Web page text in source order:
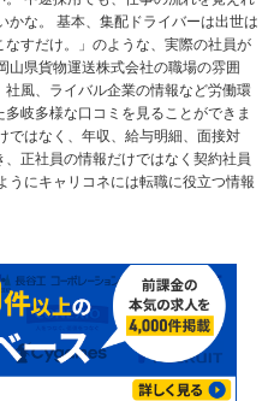
かな。 基本、集配ドライバーは出世は
すだけ。」のような、実際の社員が
山県貨物運送株式会社の職場の雰囲
風、ライバル企業の情報など労働環
岐多様な口コミを見ることができま
ではなく、年収、給与明細、面接対
正社員の情報だけではなく契約社員
うにキャリコネには転職に役立つ情報